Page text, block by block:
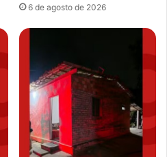
6 de agosto de 2026